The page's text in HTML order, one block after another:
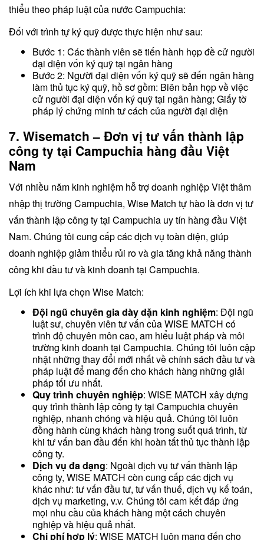
thiểu theo pháp luật của nước Campuchia:
Đối với trình tự ký quỹ được thực hiện như sau:
Bước 1: Các thành viên sẽ tiến hành họp đề cử người
đại diện vốn ký quỹ tại ngân hàng
Bước 2: Người đại diện vốn ký quỹ sẽ đến ngân hàng
làm thủ tục ký quỹ, hồ sơ gồm: Biên bản họp về việc
cử người đại diện vốn ký quỹ tại ngân hàng; Giấy tờ
pháp lý chứng minh tư cách của người đại diện
7. Wisematch – Đơn vị tư vấn thành lập
công ty tại Campuchia hàng đầu Việt
Nam
Với nhiều năm kinh nghiệm hỗ trợ doanh nghiệp Việt thâm
nhập thị trường Campuchia, Wise Match tự hào là đơn vị tư
vấn thành lập công ty tại Campuchia uy tín hàng đầu Việt
Nam. Chúng tôi cung cấp các dịch vụ toàn diện, giúp
doanh nghiệp giảm thiểu rủi ro và gia tăng khả năng thành
công khi đầu tư và kinh doanh tại Campuchia.
Lợi ích khi lựa chọn Wise Match:
Đội ngũ chuyên gia dày dặn kinh nghiệm: Đội ngũ
luật sư, chuyên viên tư vấn của WISE MATCH có
trình độ chuyên môn cao, am hiểu luật pháp và môi
trường kinh doanh tại Campuchia. Chúng tôi luôn cập
nhật những thay đổi mới nhất về chính sách đầu tư và
pháp luật để mang đến cho khách hàng những giải
pháp tối ưu nhất.
Quy trình chuyên nghiệp: WISE MATCH xây dựng
quy trình thành lập công ty tại Campuchia chuyên
nghiệp, nhanh chóng và hiệu quả. Chúng tôi luôn
đồng hành cùng khách hàng trong suốt quá trình, từ
khi tư vấn ban đầu đến khi hoàn tất thủ tục thành lập
công ty.
Dịch vụ đa dạng: Ngoài dịch vụ tư vấn thành lập
công ty, WISE MATCH còn cung cấp các dịch vụ
khác như: tư vấn đầu tư, tư vấn thuế, dịch vụ kế toán,
dịch vụ marketing, v.v. Chúng tôi cam kết đáp ứng
mọi nhu cầu của khách hàng một cách chuyên
nghiệp và hiệu quả nhất.
Chi phí hợp lý: WISE MATCH luôn mang đến cho